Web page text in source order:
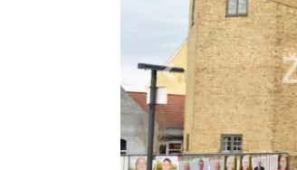
Previous